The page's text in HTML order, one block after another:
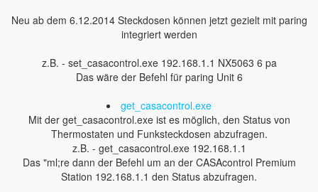
Neu ab dem 6.12.2014 Steckdosen können jetzt gezielt mit paring
integriert werden
z.B. - set_casacontrol.exe 192.168.1.1 NX5063 6 pa
Das wäre der Befehl für paring Unit 6
get_casacontrol.exe
Mit der get_casacontrol.exe ist es möglich, den Status von
Thermostaten und Funksteckdosen abzufragen.
z.B. - get_casacontrol.exe 192.168.1.1
Das "ml;re dann der Befehl um an der CASAcontrol Premium
Station 192.168.1.1 den Status abzufragen.